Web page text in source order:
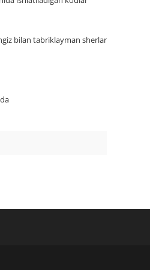
bilan tabriklayman sherlar